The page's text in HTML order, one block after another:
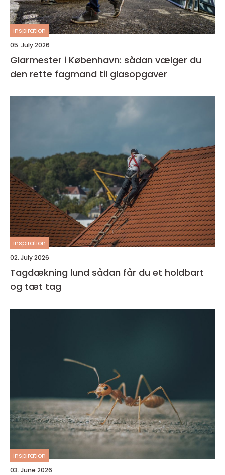
inspiration
05. July 2026
Glarmester i København: sådan vælger du
den rette fagmand til glasopgaver
inspiration
02. July 2026
Tagdækning lund sådan får du et holdbart
og tæt tag
inspiration
03. June 2026